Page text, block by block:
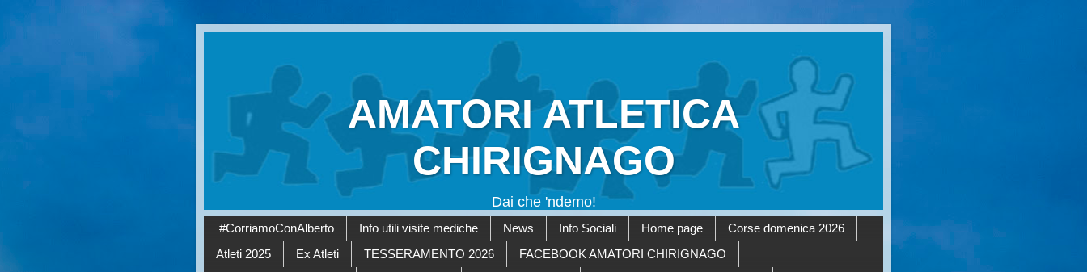
AMATORI ATLETICA
CHIRIGNAGO
Dai che 'ndemo!
#CorriamoConAlberto Info utili visite mediche News Info Sociali Home page
Corse domenica 2026
Atleti 2025
Ex Atleti TESSERAMENTO 2026
FACEBOOK AMATORI CHIRIGNAGO